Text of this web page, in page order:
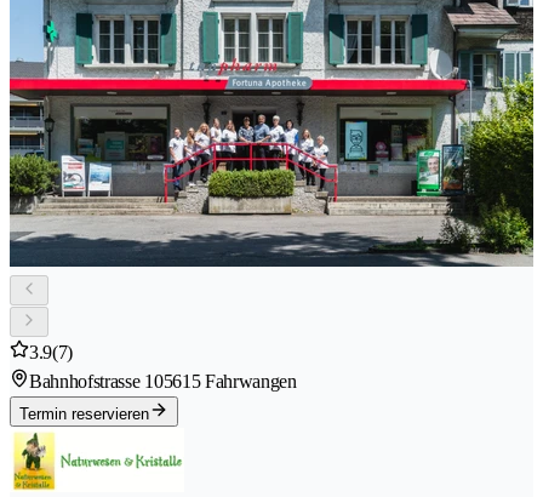
3.9(7)
Bahnhofstrasse 105615 Fahrwangen
Termin reservieren